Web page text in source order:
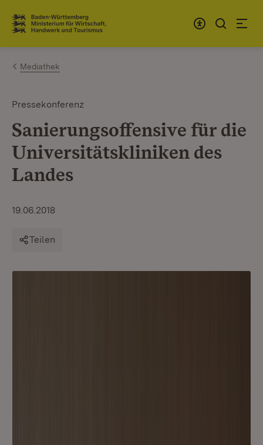
Zum Inhalt springen
Link zur Startseite
Mediathek
Pressekonferenz
Sanierungsoffensive für die
Universitätskliniken des
Landes
19.06.2018
Teilen